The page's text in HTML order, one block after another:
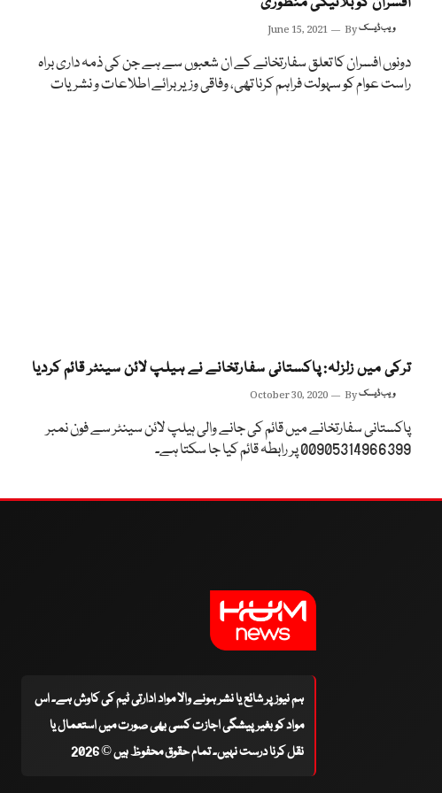
June 15, 2021 Byویب ڈیسک
دونوں افسران کا تعلق سفارتخانے کے ان شعبوں سے ہے جن کی ذمہ داری براہ
راست عوام کو سہولت فراہم کرنا تھی، وفاقی وزیر برائے اطلاعات و نشریات
ترکی میں زلزلہ: پاکستانی سفارتخانے نے ہیلپ لائن سینٹر قائم کردیا
October 30, 2020 Byویب ڈیسک
پاکستانی سفارتخانے میں قائم کی جانے والی ہیلپ لائن سینٹر سے فون نمبر
00905314966399 پر رابطہ قائم کیا جا سکتا ہے۔
ہم نیوز پر شائع یا نشر ہونے والا مواد ادارتی ٹیم کی کاوش ہے۔ اس
مواد کو بغیر پیشگی اجازت کسی بھی صورت میں استعمال یا
نقل کرنا درست نہیں۔ تمام حقوق محفوظ ہیں © 2026